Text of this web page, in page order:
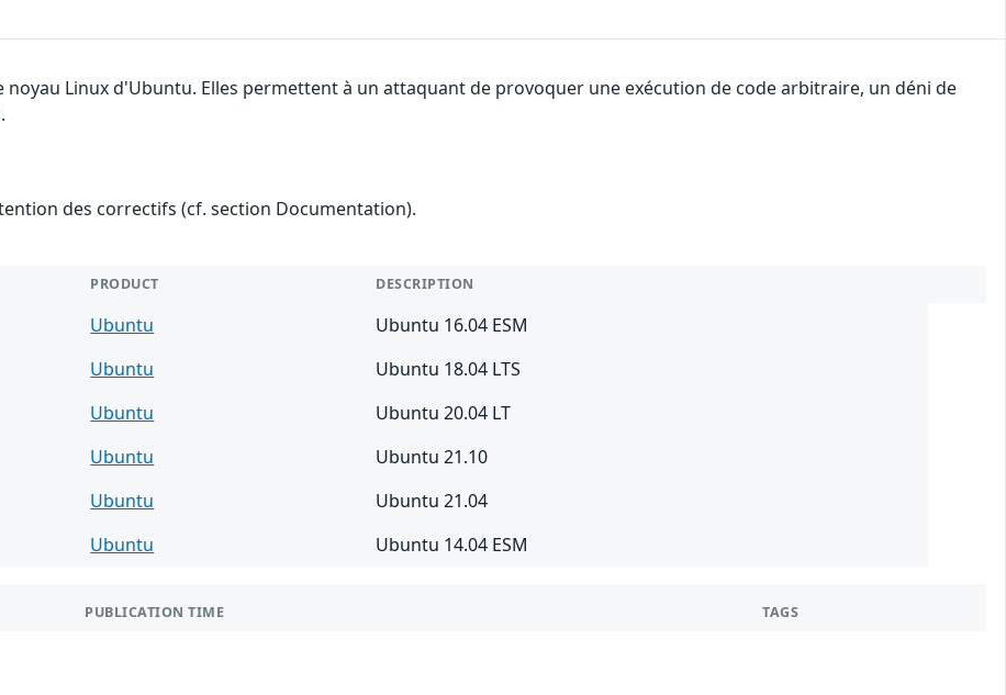
Linux d'Ubuntu. Elles permettent à un attaquant de provoquer une exécution de code arbitraire, un déni de
des correctifs (cf. section Documentation).
PRODUCT DESCRIPTION
Ubuntu
Ubuntu 16.04 ESM
Ubuntu
Ubuntu 18.04 LTS
Ubuntu
Ubuntu 20.04 LT
Ubuntu
Ubuntu 21.10
Ubuntu
Ubuntu 21.04
Ubuntu Ubuntu 14.04 ESM
PUBLICATION TIME TAGS